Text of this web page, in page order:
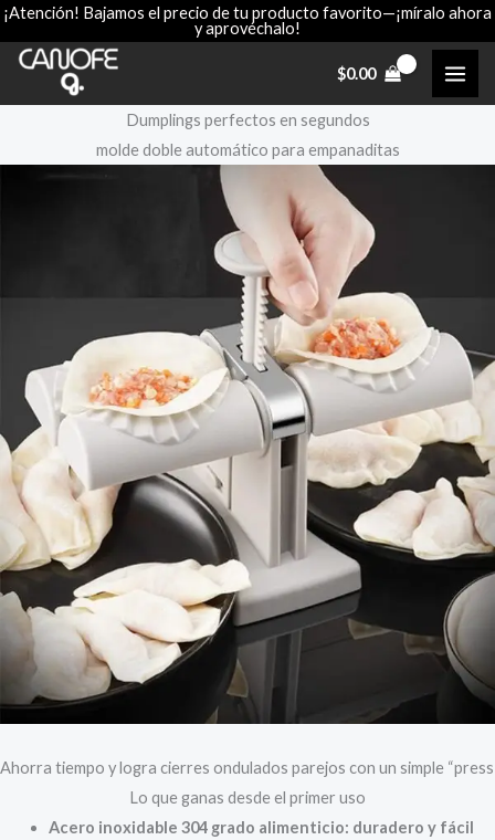
¡Atención! Bajamos el precio de tu producto favorito—¡míralo ahora
y aprovéchalo!
Ir
al
contenido
$0.00
Dumplings perfectos en segundos
molde doble automático para empanaditas
Ahorra tiempo y logra cierres ondulados parejos con un simple “press
Lo que ganas desde el primer uso
Acero inoxidable 304 grado alimenticio: duradero y fácil